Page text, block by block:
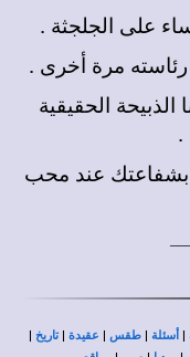
على الجلجثة .
مرة أخرى .
الحقيقية
.
بشفاعتك عند محب
| أسئلة | طقس | عقيدة |تاريخ |